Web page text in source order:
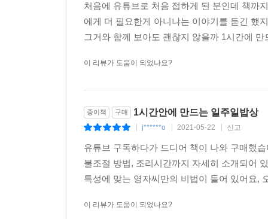
처음에 유튜브로 처음 접하게 된 분인데 책까
에게 더 필요한게 아니냐는 이야기를 듣긴 했
그거와 함께 보아도 괜찮지 않을까 1시간에
이 리뷰가 도움이 되었나요?
종이책 구매 1시간안에 만드는 일주일밥상
j******o 2021-05-22 신고
유튜브 구독하다가 드디어 책이 나와 구매했
불조절 방법, 조리시간까지 자세히 소개되어
특성에 맞는 영자씨만의 비법이 들어 있어요,
이 리뷰가 도움이 되었나요?